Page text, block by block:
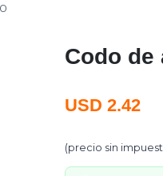
Codo de
USD 2.42
(precio sin